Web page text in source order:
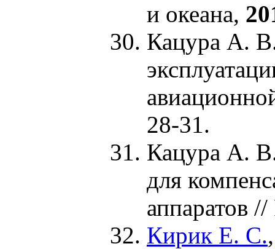
и океана,
Кацура А.
28-31.
Кацура А.
для
аппаратов
Кирик Е. С.